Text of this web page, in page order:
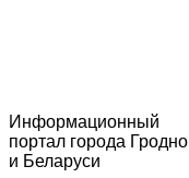
Информационный
портал города Гродно
и Беларуси